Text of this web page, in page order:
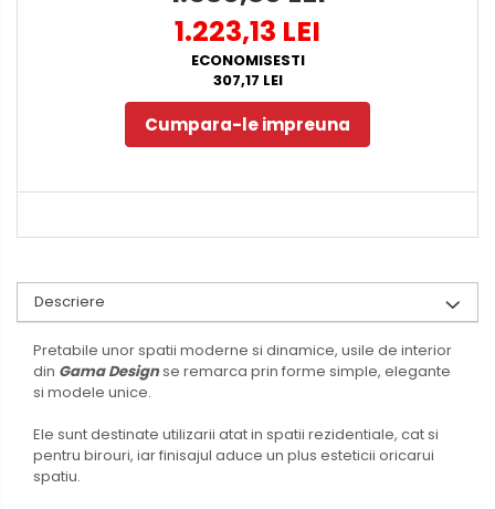
1.223,13 LEI
ECONOMISESTI
307,17 LEI
Cumpara-le impreuna
Descriere
Pretabile unor spatii moderne si dinamice, usile de interior
din Gama Designse remarca prin forme simple, elegante
si modele unice.
Ele sunt destinate utilizarii atat in spatii rezidentiale, cat si
pentru birouri, iar finisajul aduce un plus esteticii oricarui
spatiu.